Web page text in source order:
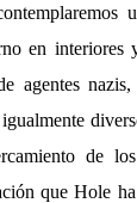
en interiores
agentes
de
que Hole